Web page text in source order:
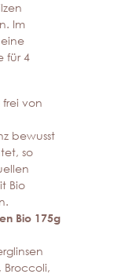
Im
für 4
frei von
bewusst
so
Bio
Bio 175g
Broccoli,